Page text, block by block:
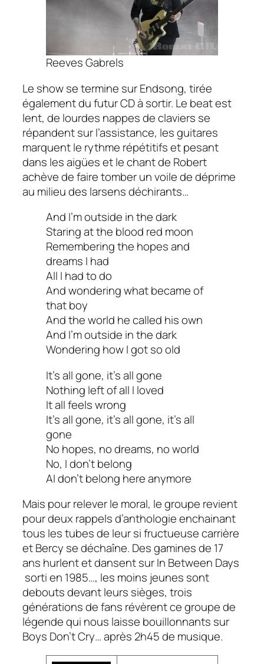
Reeves Gabrels
Le show se termine surEndsong, tirée
également du futur CD à sortir. Le beat est
lent, de lourdes nappes de claviers se
répandent sur l’assistance, les guitares
marquent le rythme répétitifs et pesant
dans les aigües et le chant de Robert
achève de faire tomber un voile de déprime
au milieu des larsens déchirants…
And I’m outside in the dark
Staring at the blood red moon
Remembering the hopes and
dreams I had
All I had to do
And wondering what became of
that boy
And the world he called his own
And I’m outside in the dark
Wondering how I got so old
It’s all gone, it’s all gone
Nothing left of all I loved
It all feels wrong
It’s all gone, it’s all gone, it’s all
gone
No hopes, no dreams, no world
No, I don’t belong
AI don’t belong here anymore
Mais pour relever le moral, le groupe revient
pour deux rappels d’anthologie enchainant
tous les tubes de leur si fructueuse carrière
et Bercy se déchaîne. Des gamines de 17
ans hurlent et dansent surIn Between Days
sorti en 1985…, les moins jeunes sont
debouts devant leurs sièges, trois
générations de fans révèrent ce groupe de
légende qui nous laisse bouillonnants sur
Boys Don’t Cry…après 2h45 de musique.